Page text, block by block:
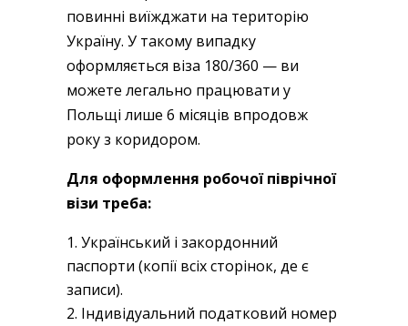
повинні виїжджати на територію
Україну. У такому випадку
оформляється віза 180/360 — ви
можете легально працювати у
Польщі лише 6 місяців впродовж
року з коридором.
Для оформлення робочої піврічної
візи треба:
Український і закордонний
паспорти (копії всіх сторінок, де є
записи).
Індивідуальний податковий номер